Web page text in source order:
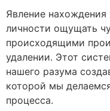
Явление
личности ощущать
происходящими
удалении. Этот
нашего разума
которой мы
процесса.